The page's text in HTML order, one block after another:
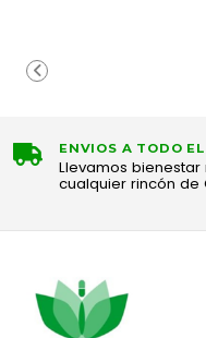
ENVIOS A TODO
Llevamos bienestar
cualquier rincón de